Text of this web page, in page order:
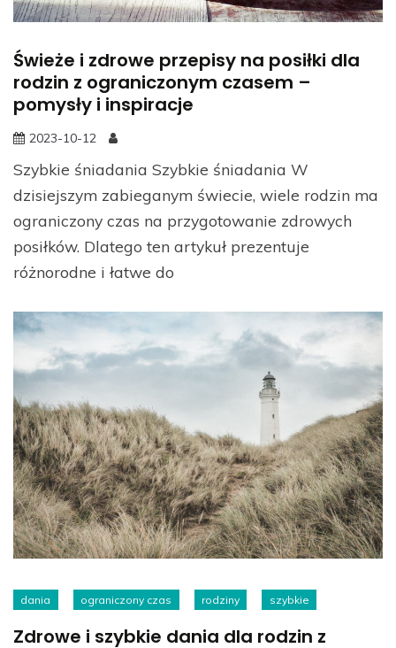
Świeże i zdrowe przepisy na posiłki dla
rodzin z ograniczonym czasem –
pomysły i inspiracje
2023-10-12
Szybkie śniadania Szybkie śniadania W
dzisiejszym zabieganym świecie, wiele rodzin ma
ograniczony czas na przygotowanie zdrowych
posiłków. Dlatego ten artykuł prezentuje
różnorodne i łatwe do
dania ograniczony czas rodziny szybkie
Zdrowe i szybkie dania dla rodzin z